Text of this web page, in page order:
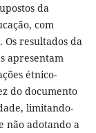
da
com
resultados da
apresentam
étnico-
do documento
limitando-
não adotando a